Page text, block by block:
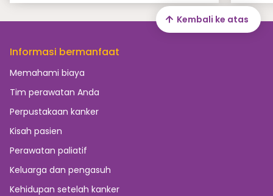
Informasi bermanfaat
Memahami biaya
Tim perawatan Anda
Perpustakaan kanker
Kisah pasien
Perawatan paliatif
Keluarga dan pengasuh
Kehidupan setelah kanker
Kembali ke atas